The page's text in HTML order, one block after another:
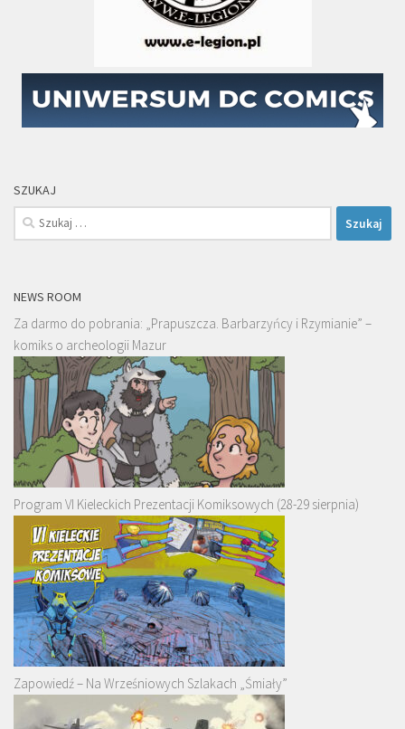
SZUKAJ
Szukaj:
NEWS ROOM
Za darmo do pobrania: „Prapuszcza. Barbarzyńcy i Rzymianie” –
komiks o archeologii Mazur
Program VI Kieleckich Prezentacji Komiksowych (28-29 sierpnia)
Zapowiedź – Na Wrześniowych Szlakach „Śmiały”